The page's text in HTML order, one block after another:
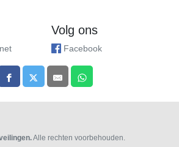
Volg ons
Facebook
Alle rechten voorbehouden.